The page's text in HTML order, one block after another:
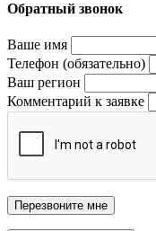
Обратный звонок
Ваше имя
Телефон (обязательно)
Ваш регион
Комментарий к заявке
Перезвоните мне